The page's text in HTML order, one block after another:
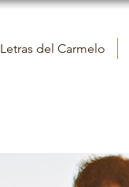
Letras del Carmelo